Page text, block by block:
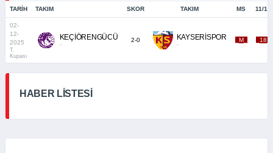
TARIH TAKIM SKOR TAKIM MS 11/18
02-
12-
2025
T.
Kupası
KEÇİÖRENGÜCÜ
-
2-0 KAYSERİSPOR
-
_M_ _18_
HABER LİSTESİ